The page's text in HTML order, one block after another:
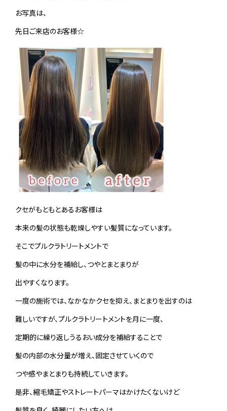
お写真は、
先日ご来店のお客様☆
クセがもともとあるお客様は
本来の髪の状態も乾燥しやすい髪質になっています。
そこでプルクラトリートメントで
髪の中に水分を補給し、つやとまとまりが
出やすくなります。
一度の施術では、なかなかクセを抑え、まとまりを出すのは
難しいですが、プルクラトリートメントを月に一度、
定期的に繰り返しうるおい成分を補給することで
髪の内部の水分量が増え、固定させていくので
つや感やまとまりも持続していきます。
是非、縮毛矯正やストレートパーマはかけたくないけど